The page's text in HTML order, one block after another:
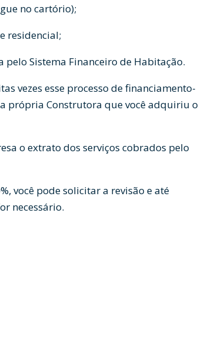
no cartório);
residencial;
Sistema Financeiro de Habitação.
vezes esse processo de financiamento-
própria Construtora que você adquiriu o
o extrato dos serviços cobrados pelo
você pode solicitar a revisão e até
necessário.